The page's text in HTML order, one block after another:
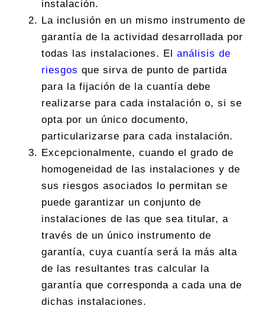
instalación.
La inclusión en un mismo instrumento de
garantía de la actividad desarrollada por
todas las instalaciones. El análisis de
riesgos que sirva de punto de partida
para la fijación de la cuantía debe
realizarse para cada instalación o, si se
opta por un único documento,
particularizarse para cada instalación.
Excepcionalmente, cuando el grado de
homogeneidad de las instalaciones y de
sus riesgos asociados lo permitan se
puede garantizar un conjunto de
instalaciones de las que sea titular, a
través de un único instrumento de
garantía, cuya cuantía será la más alta
de las resultantes tras calcular la
garantía que corresponda a cada una de
dichas instalaciones.